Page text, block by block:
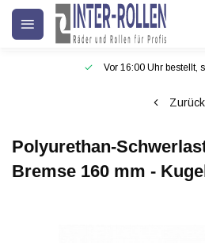
Vor 16:00 Uhr bestellt,
Zurück
Polyurethan-
Bremse 160 mm -